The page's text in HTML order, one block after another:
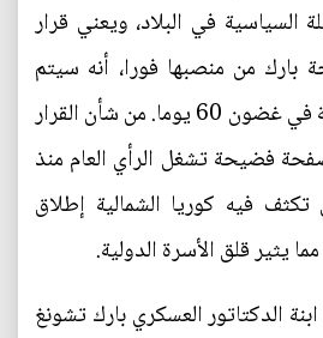
السياسية في البلاد، ويعني قرار
بارك من منصبها فورا، أنه سيتم
تنظيم انتخابات رئاسية في غضون 60 يوما. من شأن القرار
فضيحة تشغل الرأي العام منذ
فيه كوريا الشمالية إطلاق
يثير قلق الأسرة الدولية.
(65 عاما) ابنة الدكتاتور العسكري بارك تشونغ